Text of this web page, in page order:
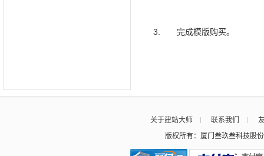
3. 完成模版购买。
关于建站大师 联系我们
版权所有：厦门叁玖叁科技股